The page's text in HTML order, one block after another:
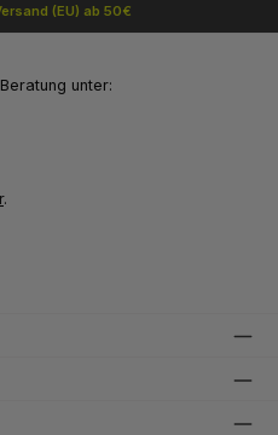
(EU) ab 50€
unter:
.